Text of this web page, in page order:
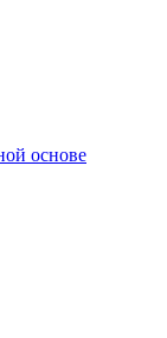
основе